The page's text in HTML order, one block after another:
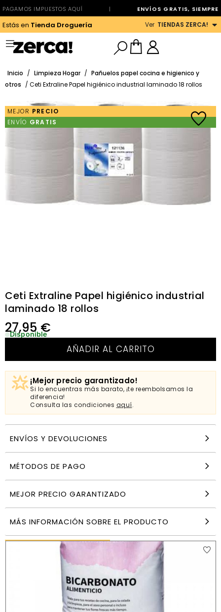
PAGAMOS IMPUESTOS AQUÍ | ENVÍOS GRATIS, SIEMPRE
Estás en Tienda Droguería Ver TIENDAS ZERCA!
Inicio / Limpieza Hogar / Pañuelos papel cocina e higienico y
otros / Ceti Extraline Papel higiénico industrial laminado 18 rollos
MEJOR PRECIO
ENVÍO GRATIS
Ceti Extraline Papel higiénico industrial
laminado 18 rollos
27,95€
Disponible
AÑADIR AL CARRITO
¡Mejor precio garantizado!
Si lo encuentras más barato, ¡te reembolsamos la
diferencia!
Consulta las condiciones aquí.
ENVÍOS Y DEVOLUCIONES
MÉTODOS DE PAGO
MEJOR PRECIO GARANTIZADO
MÁS INFORMACIÓN SOBRE EL PRODUCTO
laminado 18 rollos
27,95€
AÑADIR
PRODUCTOS SIMILARES